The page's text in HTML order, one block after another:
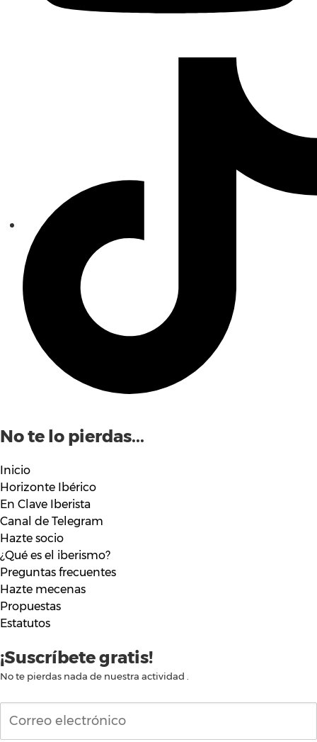
No te lo pierdas...
Inicio
Horizonte Ibérico
En Clave Iberista
Canal de Telegram
Hazte socio
¿Qué es el iberismo?
Preguntas frecuentes
Hazte mecenas
Propuestas
Estatutos
¡Suscríbete gratis!
No te pierdas nada de nuestra actividad .